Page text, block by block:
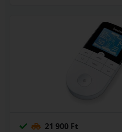
21 900 Ft